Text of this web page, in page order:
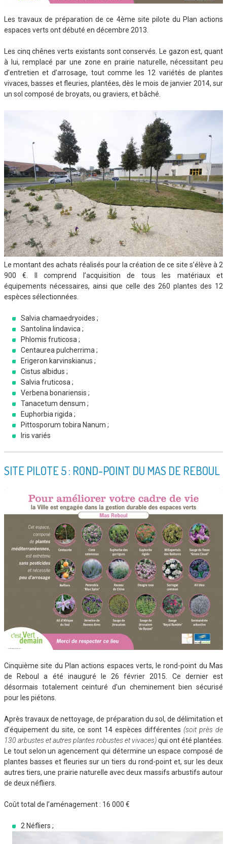
Les travaux de préparation de ce 4ème site pilote du Plan actions
espaces verts ont débuté en décembre 2013.
Les cinq chênes verts existants sont conservés. Le gazon est, quant
à lui, remplacé par une zone en prairie naturelle, nécessitant peu
d’entretien et d’arrosage, tout comme les 12 variétés de plantes
vivaces, basses et fleuries, plantées, dès le mois de janvier 2014, sur
un sol composé de broyats, ou graviers, et bâché.
Le montant des achats réalisés pour la création de ce site s’élève à 2
900 €. Il comprend l’acquisition de tous les matériaux et
équipements nécessaires, ainsi que celle des 260 plantes des 12
espèces sélectionnées.
Salvia chamaedryoides ;
Santolina lindavica ;
Phlomis fruticosa ;
Centaurea pulcherrima ;
Erigeron karvinskianus ;
Cistus albidus ;
Salvia fruticosa ;
Verbena bonariensis ;
Tanacetum densum ;
Euphorbia rigida ;
Pittosporum tobira Nanum ;
Iris variés
SITE PILOTE 5 : ROND-POINT DU MAS DE REBOUL
Cinquième site du Plan actions espaces verts, le rond-point du Mas
de Reboul a été inauguré le 26 février 2015. Ce dernier est
désormais totalement ceinturé d’un cheminement bien sécurisé
pour les piétons.
Après travaux de nettoyage, de préparation du sol, de délimitation et
d’équipement du site, ce sont 14 espèces différentes (soit près de
130 arbustes et autres plantes robustes et vivaces)qui ont été plantées.
Le tout selon un agencement qui détermine un espace composé de
plantes basses et fleuries sur un tiers du rond-point et, sur les deux
autres tiers, une prairie naturelle avec deux massifs arbustifs autour
de deux néfliers.
Coût total de l’aménagement : 16 000 €
2 Néfliers ;